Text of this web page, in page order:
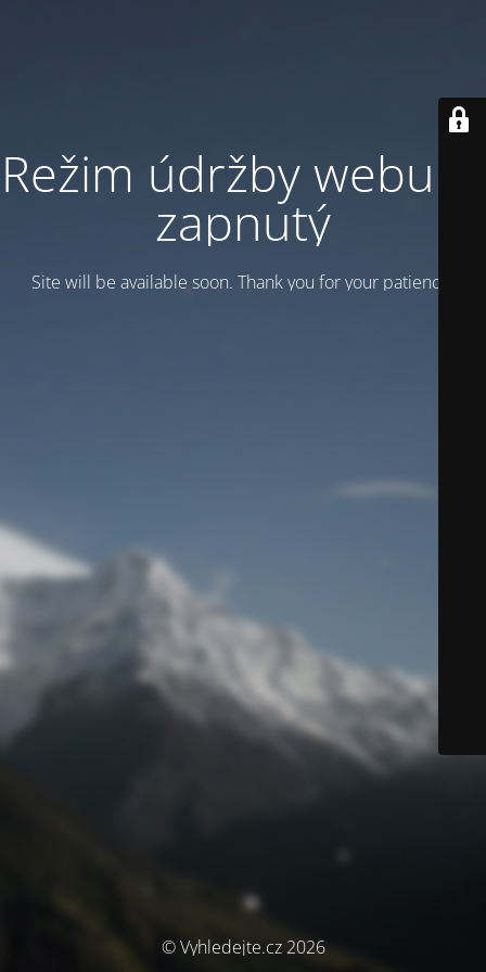
Režim údržby webu je
zapnutý
Site will be available soon. Thank you for your patience!
© Vyhledejte.cz 2026